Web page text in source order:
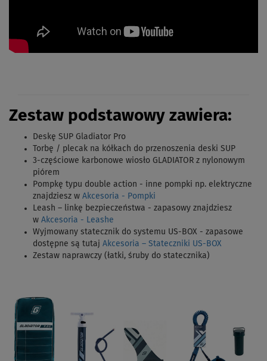
Zestaw podstawowy zawiera:
Deskę SUP Gladiator Pro
Torbę / plecak na kółkach do przenoszenia deski SUP
3-częściowe karbonowe wiosło GLADIATOR z nylonowym
piórem
Pompkę typu double action - inne pompki np. elektryczne
znajdziesz w Akcesoria - Pompki
Leash – linkę bezpieczeństwa - zapasowy znajdziesz
w Akcesoria - Leashe
Wyjmowany statecznik do systemu US-BOX - zapasowe
dostępne są tutaj Akcesoria – Stateczniki US-BOX
Zestaw naprawczy (łatki, śruby do statecznika)